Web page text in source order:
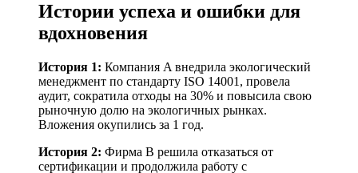
Истории успеха и ошибки для
вдохновения
История 1: Компания A внедрила экологический
менеджмент по стандарту ISO 14001, провела
аудит, сократила отходы на 30% и повысила свою
рыночную долю на экологичных рынках.
Вложения окупились за 1 год.
История 2: Фирма B решила отказаться от
сертификации и продолжила работу с